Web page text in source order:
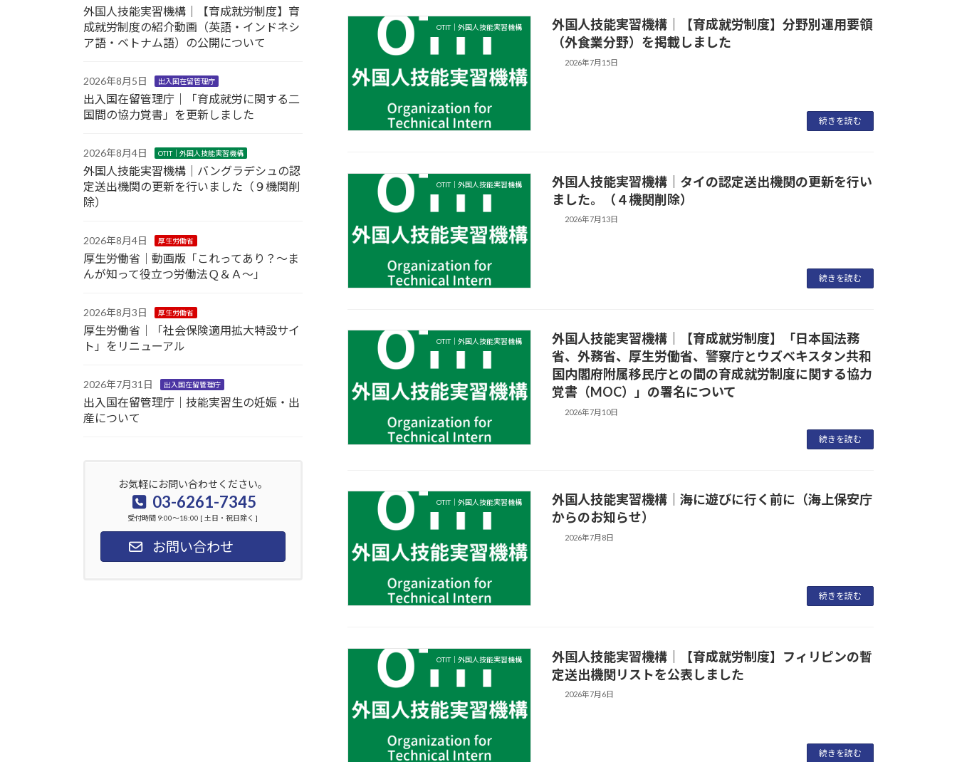
OTIT｜外国人技能実習機構
外国人技能実習機構｜【育成就労制度】分野別運用要領
（外食業分野）を掲載しました
2026年7月15日
続きを読む
OTIT｜外国人技能実習機構
外国人技能実習機構｜タイの認定送出機関の更新を行い
ました。（４機関削除）
2026年7月13日
続きを読む
OTIT｜外国人技能実習機構
外国人技能実習機構｜【育成就労制度】「日本国法務
省、外務省、厚生労働省、警察庁とウズベキスタン共和
国内閣府附属移民庁との間の育成就労制度に関する協力
覚書（MOC）」の署名について
2026年7月10日
続きを読む
OTIT｜外国人技能実習機構
外国人技能実習機構｜海に遊びに行く前に（海上保安庁
からのお知らせ）
2026年7月8日
続きを読む
OTIT｜外国人技能実習機構
外国人技能実習機構｜【育成就労制度】フィリピンの暫
定送出機関リストを公表しました
2026年7月6日
続きを読む
外国人技能実習機構｜【育成就労制度】育
成就労制度の紹介動画（英語・インドネシ
ア語・ベトナム語）の公開について
2026年8月5日 出入国在留管理庁
出入国在留管理庁｜「育成就労に関する二
国間の協力覚書」を更新しました
2026年8月4日 OTIT｜外国人技能実習機構
外国人技能実習機構｜バングラデシュの認
定送出機関の更新を行いました（９機関削
除）
2026年8月4日 厚生労働省
厚生労働省｜動画版「これってあり？～ま
んが知って役立つ労働法Ｑ＆Ａ～」
2026年8月3日 厚生労働省
厚生労働省｜「社会保険適用拡大特設サイ
ト」をリニューアル
2026年7月31日 出入国在留管理庁
出入国在留管理庁｜技能実習生の妊娠・出
産について
お気軽にお問い合わせください。
03-6261-7345
受付時間 9:00～18:00 [ 土日・祝日除く ]
お問い合わせ